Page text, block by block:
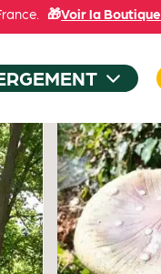
🎁Voir la Boutique